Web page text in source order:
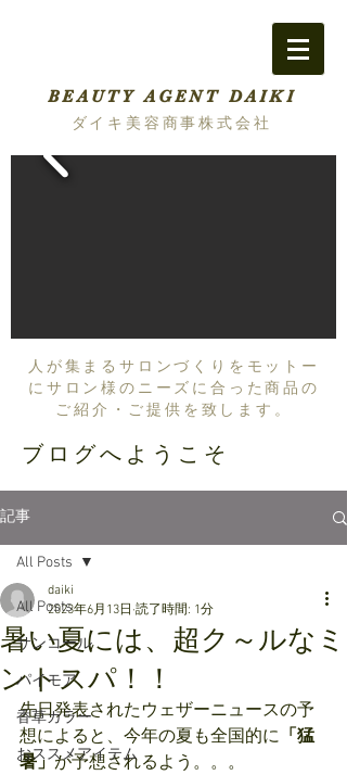
BEAUTY AGENT DAIKI
ダイキ美容商事株式会社
人が集まるサロンづくりをモットー
にサロン様のニーズに合った商品の
ご紹介・ご提供を致します。
ブログへようこそ
記事
All Posts
サンコール
パイモア
香草カラー
おススメアイテム
All Posts
暑い夏には、超ク～ルなミ
ントスパ！！
daiki
2023年6月13日 読了時間: 1分
先日発表されたウェザーニュースの予
想によると、今年の夏も全国的に 「猛
暑」が予想されるよう。。。